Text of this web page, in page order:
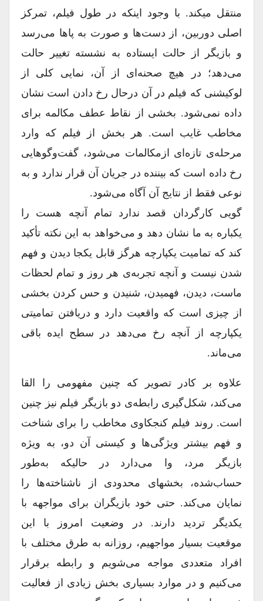
منتقل میکند. با وجود اینکه در طول فیلم، تمرکز
اصلی دوربین، از دست‌ها و صورت به پاها می‌رسد
و بازیگر از حالت ایستاده به نشسته تغییر حالت
می‌دهد؛ در هیچ صحنه‌ای از آن، نمایی کلی از
لوکیشنی که فیلم در آن درحال رخ دادن است نشان
داده نمی‌شود. بخشی از نقاط عطف مکالمه برای
مخاطب غایب است. هر بخش از فیلم که وارد
مرحله‌ی تازه‌ای ازمکالمات می‌شود، گفت‌وگوهایی
رخ داده است که بیننده در جریان آن قرار ندارد و به
نوعی فقط از نتایج آن آگاه می‌شود.
گویی کارگردان قصد ندارد تمام آنچه هست را
یکباره به ما نشان دهد و می‌خواهد به این نکته تأکید
کند که تمامیت یکپارچه هرگز قابل یکجا دیدن و فهم
شدن نیست و آنچه تجربه‌ی هر روز و تمام لحظات
ماست، دیدن، فهمیدن، شنیدن و حس کردن بخشی
از چیزی است که واقعیت دارد و دریافتن تمامیتی
یکپارچه از آنچه رخ می‌دهد در سطح ایده باقی
می‌ماند.
علاوه بر کادر تصویر که چنین مفهومی را القا
می‌کند، شکل‌گیری رابطه‌ی دو بازیگر فیلم نیز چنین
است. روند فیلم کنجکاوی مخاطب را برای شناخت
و فهم بیشتر ویژگی‌ها و کیستی آن دو، به ویژه
بازیگر مرد، وا می‌دارد در حالیکه به‌طور
حساب‌شده، بخشهای محدودی از ناشناخته‌ها را
نمایان می‌کند. حتی خود بازیگران برای مواجهه با
یکدیگر تردید دارند. در وضعیت امروز با این
موقعیت بسیار مواجهیم، روزانه به طرق مختلف با
افراد متعددی مواجه می‌شویم و رابطه برقرار
می‌کنیم و در موارد بسیاری بخش زیادی از فعالیت